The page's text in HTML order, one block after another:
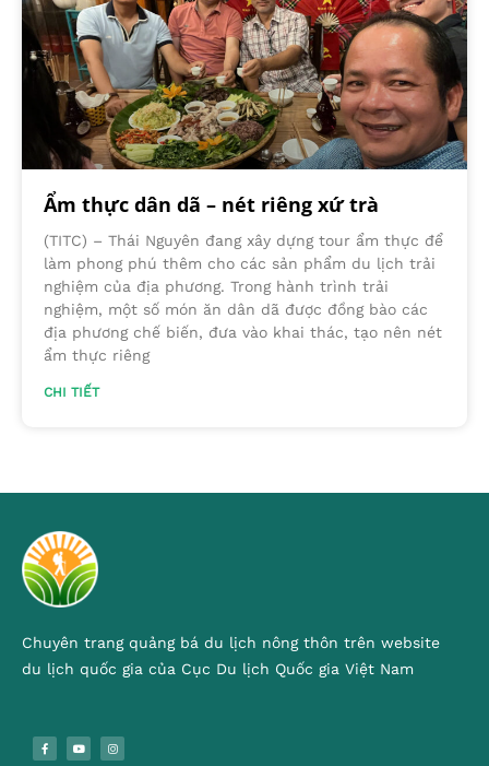
Ẩm thực dân dã – nét riêng xứ trà
(TITC) – Thái Nguyên đang xây dựng tour ẩm thực để
làm phong phú thêm cho các sản phẩm du lịch trải
nghiệm của địa phương. Trong hành trình trải
nghiệm, một số món ăn dân dã được đồng bào các
địa phương chế biến, đưa vào khai thác, tạo nên nét
ẩm thực riêng
CHI TIẾT
Chuyên trang quảng bá du lịch nông thôn trên website
du lịch quốc gia của Cục Du lịch Quốc gia Việt Nam